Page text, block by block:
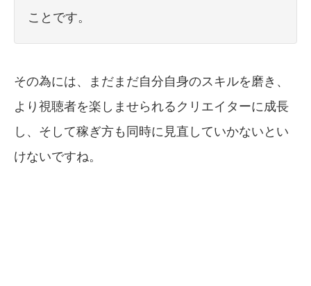
ことです。
その為には、まだまだ自分自身のスキルを磨き、
より視聴者を楽しませられるクリエイターに成長
し、そして稼ぎ方も同時に見直していかないとい
けないですね。